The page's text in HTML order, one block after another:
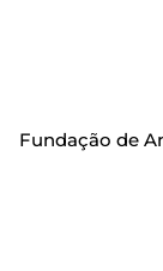
Fundação de